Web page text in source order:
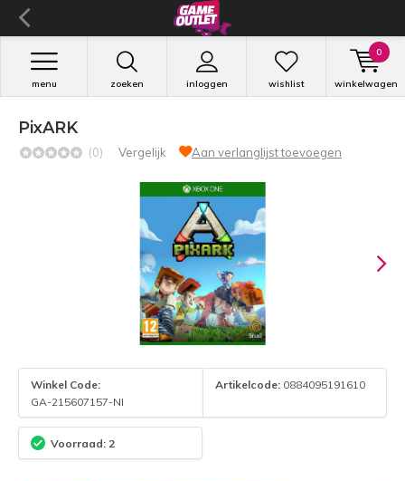
zoeken inloggen
menu wishlist winkelwagen
0
PixARK
(0) Vergelijk Aan verlanglijst toevoegen
Winkel Code:
GA-215607157-NI
Artikelcode: 0884095191610
Voorraad: 2